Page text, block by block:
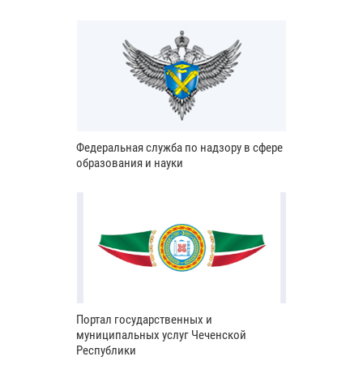
Федеральная служба по надзору в сфере
образования и науки
Портал государственных и
муниципальных услуг Чеченской
Республики